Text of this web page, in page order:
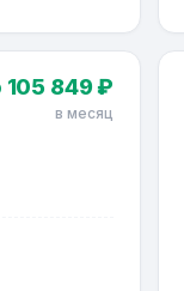
105 849 ₽
в месяц